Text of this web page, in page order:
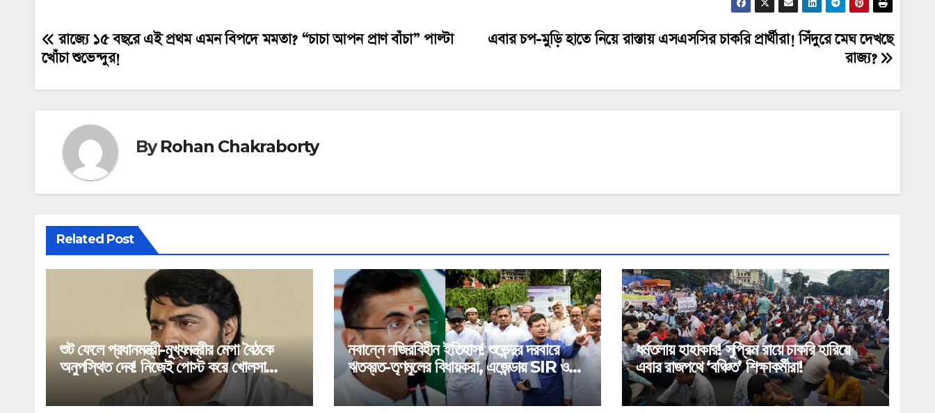
Post
navigation
এবার চপ-মুড়ি হাতে নিয়ে রাস্তায় এসএসসির চাকরি প্রার্থীরা! সিঁদুরে মেঘ দেখছে
রাজ্য?
রাজ্যে ১৫ বছরে এই প্রথম এমন বিপদে মমতা? “চাচা আপন প্রাণ বাঁচা” পাল্টা
খোঁচা শুভেন্দুর!
ByRohan Chakraborty
Related Post
শুট ফেলে প্রধানমন্ত্রী-মুখ্যমন্ত্রীর মেগা বৈঠকে
অনুপস্থিত দেব! নিজেই পোস্ট করে খোলসা
করলেন ঘাটালের সাংসদ!
নবান্নে নজিরবিহীন ইতিহাস! শুভেন্দুর দরবারে
ঋতব্রত-তৃণমূলের বিধায়করা, এজেন্ডায় SIR ও
মেগা অ্যাকশন প্ল্যান!
ধর্মতলায় হাহাকার! সুপ্রিম রায়ে চাকরি হারিয়ে
এবার রাজপথে ‘বঞ্চিত’ শিক্ষাকর্মীরা!